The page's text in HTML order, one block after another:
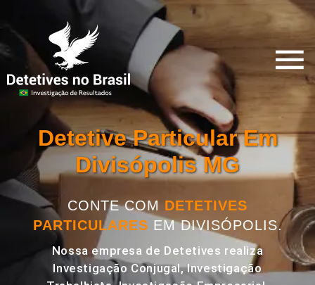
Detetive Particular Em
Divisópolis MG
CONTE COM DETETIVES
PARTICULARES EM DIVISÓPOLIS.
Nossa empresa de Detetives realiza
Investigação Conjugal, Investigação